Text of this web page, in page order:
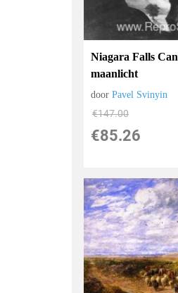
Niagara Falls
maanlicht
doorPavel Svinyin
€147.00
€85.26